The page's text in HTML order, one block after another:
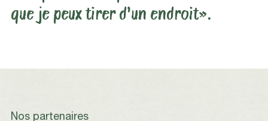
que je peux tirer d’un endroit».
Nos partenaires